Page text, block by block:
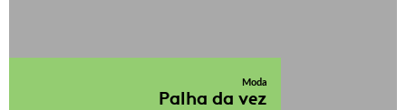
Moda
Palha da vez